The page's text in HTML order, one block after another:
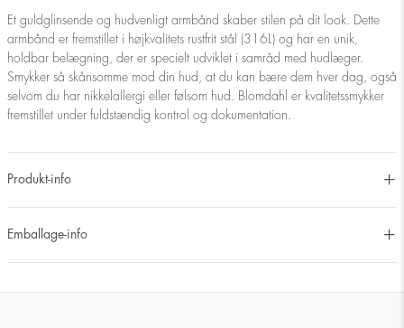
Et guldglinsende og hudvenligt armbånd skaber stilen på dit look. Dette
armbånd er fremstillet i højkvalitets rustfrit stål (316L) og har en unik,
holdbar belægning, der er specielt udviklet i samråd med hudlæger.
Smykker så skånsomme mod din hud, at du kan bære dem hver dag, også
selvom du har nikkelallergi eller følsom hud. Blomdahl er kvalitetssmykker
fremstillet under fuldstændig kontrol og dokumentation.
Produkt-info
Emballage-info